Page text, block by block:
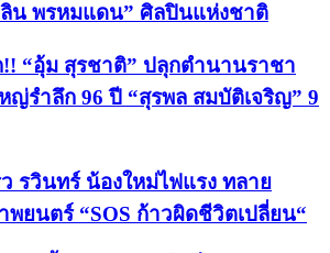
ลิน พรหมแดน” ศิลปินแห่งชาติ
“อุ้ม สุรชาติ” ปลุกตำนานราชา
ญ่รำลึก 96 ปี “สุรพล สมบัติเจริญ” 9
รวินทร์ น้องใหม่ไฟแรง ทลาย
พยนตร์ “SOS ก้าวผิดชีวิตเปลี่ยน“